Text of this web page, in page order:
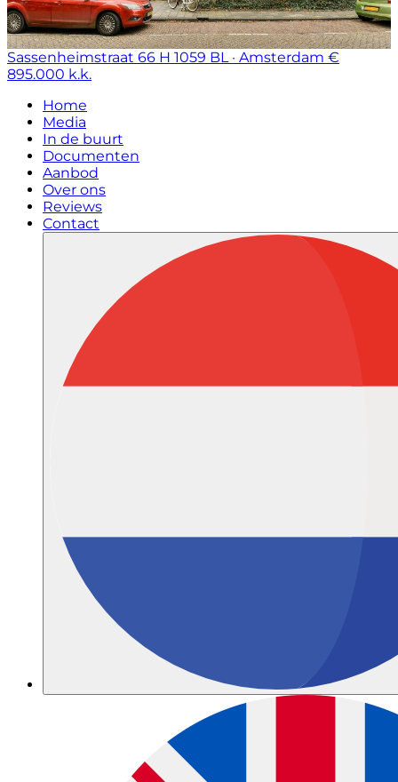
Sassenheimstraat 66 H 1059 BL · Amsterdam €
895.000 k.k.
Home
Media
In de buurt
Documenten
Aanbod
Over ons
Reviews
Contact